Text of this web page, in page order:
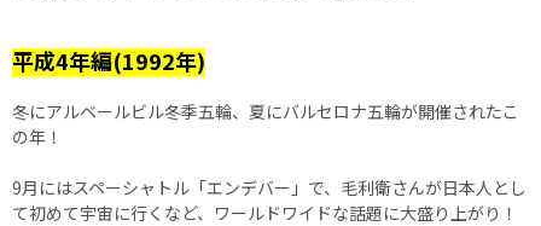
平成4年編(1992年)
冬にアルベールビル冬季五輪、夏にバルセロナ五輪が開催されたこ
の年！
9月にはスペーシャトル「エンデバー」で、毛利衛さんが日本人とし
て初めて宇宙に行くなど、ワールドワイドな話題に大盛り上がり！